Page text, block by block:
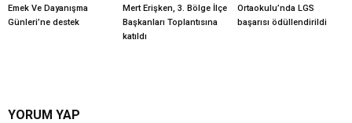
Emek Ve Dayanışma
Günleri’ne destek
Mert Erişken, 3. Bölge İlçe
Başkanları Toplantısına
katıldı
Ortaokulu’nda LGS
başarısı ödüllendirildi
YORUM YAP